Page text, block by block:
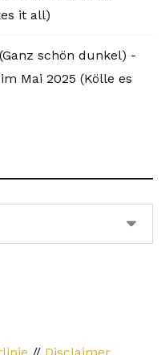
it all)
schön dunkel) -
im Mai 2025 (Kölle es